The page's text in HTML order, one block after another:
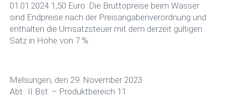
01.01.2024 1,50 Euro. Die Bruttopreise beim Wasser
sind Endpreise nach der Preisangabenverordnung und
enthalten die Umsatzsteuer mit dem derzeit gültigen
Satz in Höhe von 7 %.
Melsungen, den 29. November 2023
Abt.: II Bst. – Produktbereich 11